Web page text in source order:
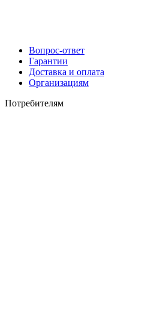
Вопрос-ответ
Гарантии
Доставка и оплата
Организациям
Потребителям